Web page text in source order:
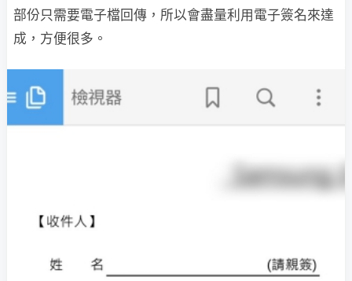
部份只需要電子檔回傳，所以會盡量利用電子簽名來達
成，方便很多。